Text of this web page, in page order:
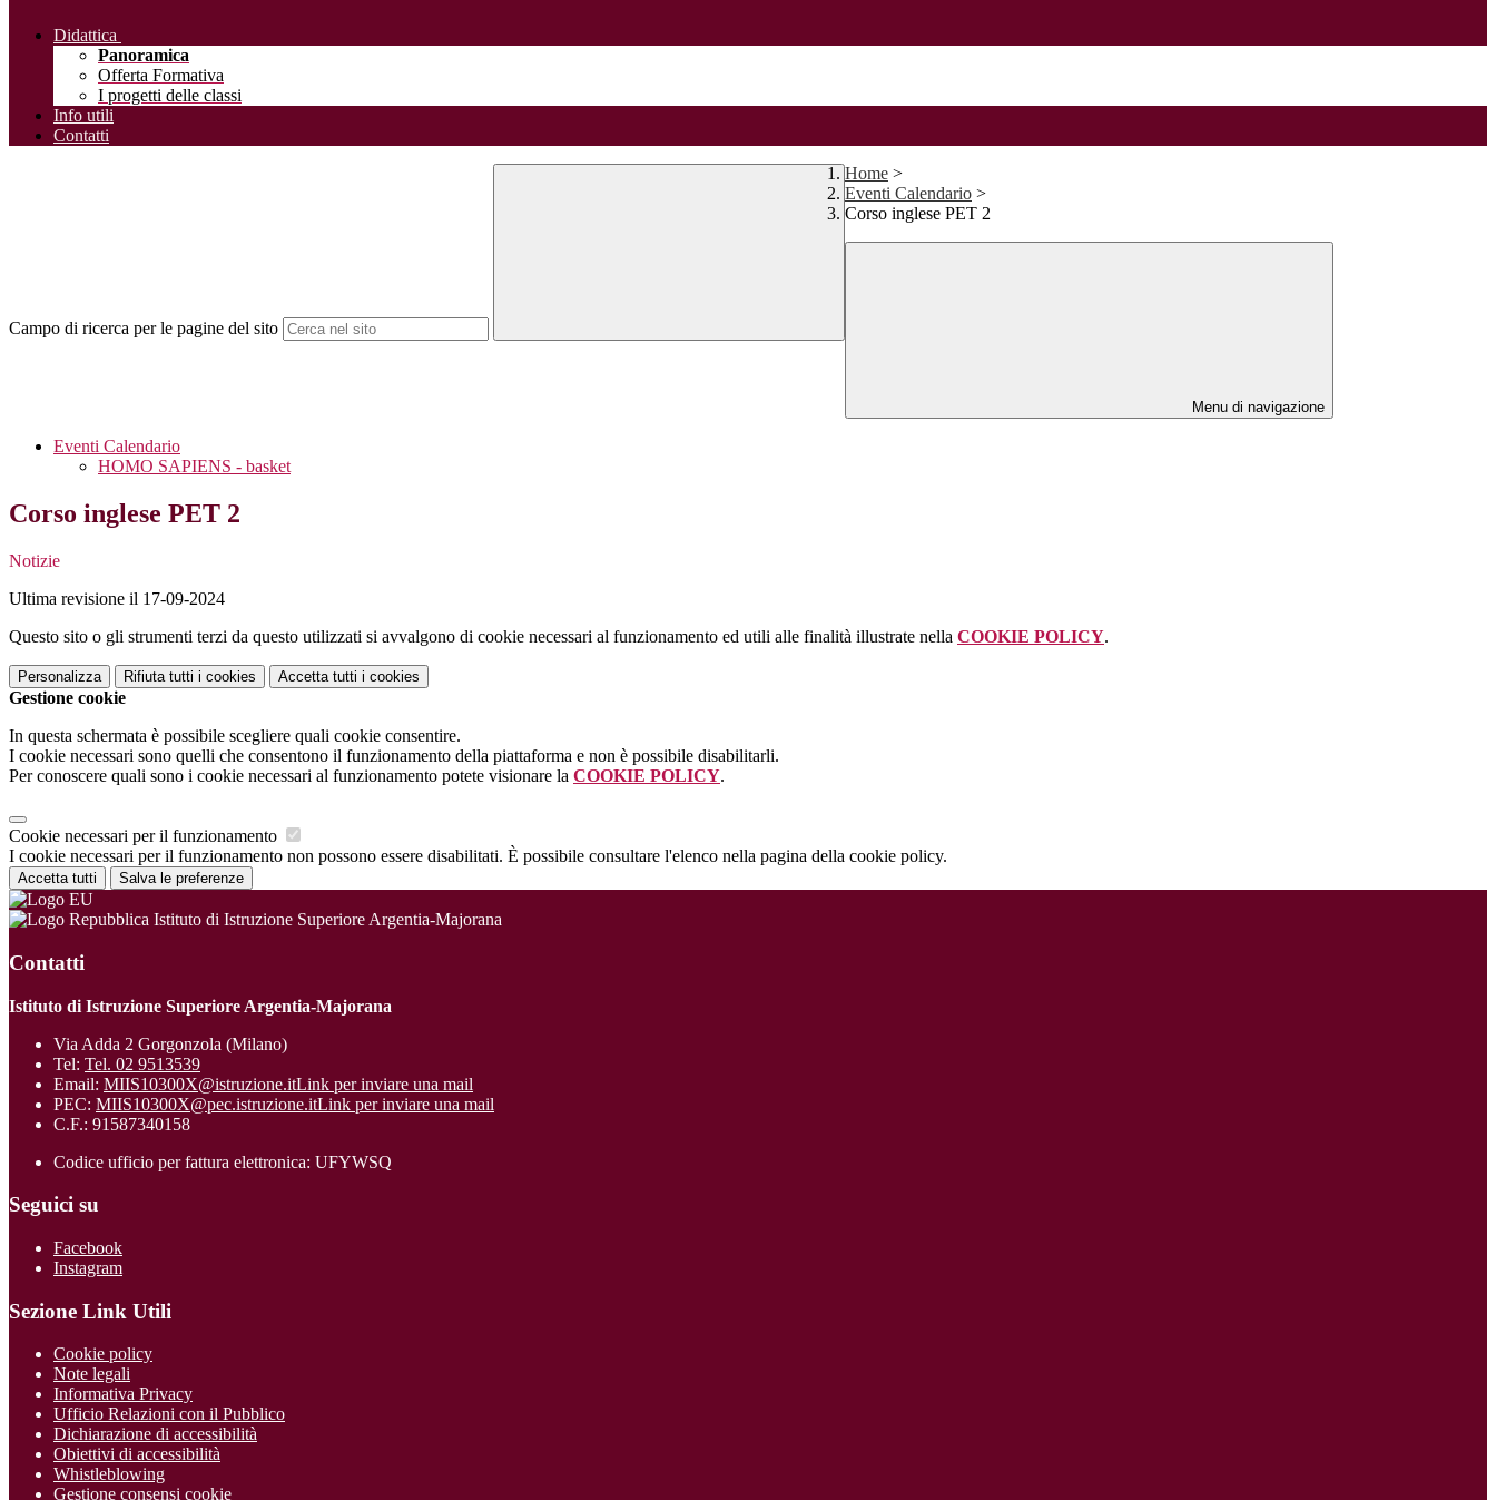
Didattica
Panoramica
Offerta Formativa
I progetti delle classi
Info utili
Contatti
Campo di ricerca per le pagine del sito
Home >
Eventi Calendario >
Corso inglese PET 2
Menu di navigazione
Eventi Calendario
HOMO SAPIENS - basket
Corso inglese PET 2
Notizie
Ultima revisione il 17-09-2024
Questo sito o gli strumenti terzi da questo utilizzati si avvalgono di cookie necessari al funzionamento ed utili alle finalità illustrate nella COOKIE POLICY.
Personalizza Rifiuta tutti i cookies Accetta tutti i cookies
Gestione cookie
In questa schermata è possibile scegliere quali cookie consentire.
I cookie necessari sono quelli che consentono il funzionamento della piattaforma e non è possibile disabilitarli.
Per conoscere quali sono i cookie necessari al funzionamento potete visionare la COOKIE POLICY.
Cookie necessari per il funzionamento
I cookie necessari per il funzionamento non possono essere disabilitati. È possibile consultare l'elenco nella pagina della cookie policy.
Accetta tutti Salva le preferenze
Istituto di Istruzione Superiore Argentia-Majorana
Contatti
Istituto di Istruzione Superiore Argentia-Majorana
Via Adda 2 Gorgonzola (Milano)
Tel: Tel. 02 9513539
Email: MIIS10300X@istruzione.itLink per inviare una mail
PEC: MIIS10300X@pec.istruzione.itLink per inviare una mail
C.F.: 91587340158
Codice ufficio per fattura elettronica: UFYWSQ
Seguici su
Facebook
Instagram
Sezione Link Utili
Cookie policy
Note legali
Informativa Privacy
Ufficio Relazioni con il Pubblico
Dichiarazione di accessibilità
Obiettivi di accessibilità
Whistleblowing
Gestione consensi cookie